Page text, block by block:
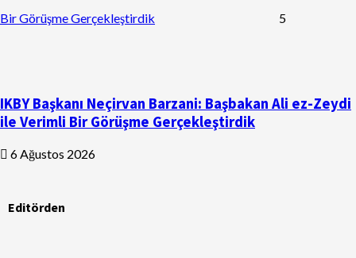
Bir Görüşme Gerçekleştirdik 5
IKBY Başkanı Neçirvan Barzani: Başbakan Ali ez-Zeydi
ile Verimli Bir Görüşme Gerçekleştirdik
6 Ağustos 2026
Editörden